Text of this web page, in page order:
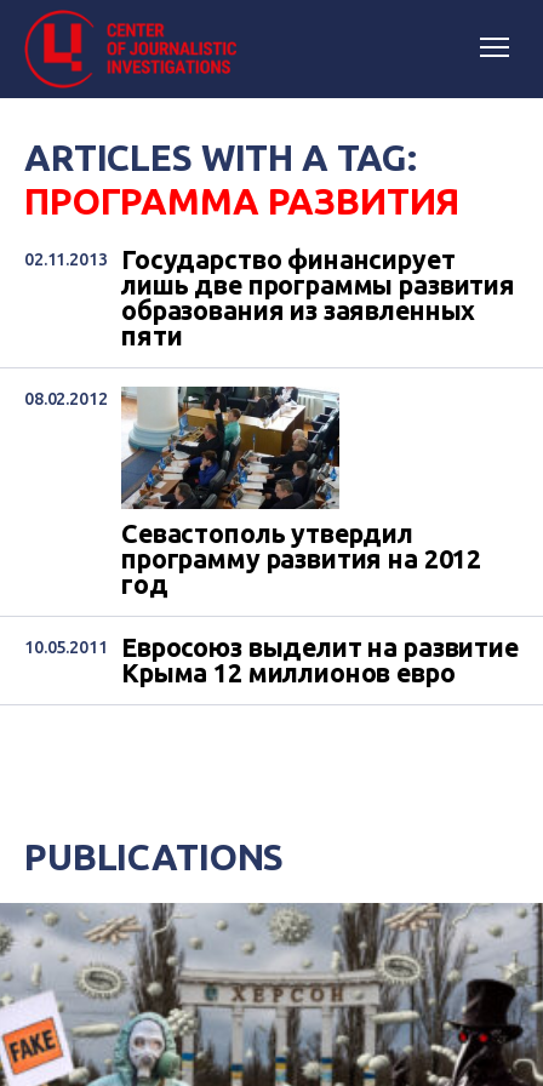
ARTICLES WITH A TAG:
ПРОГРАММА РАЗВИТИЯ
02.11.2013
Государство финансирует
лишь две программы развития
образования из заявленных
пяти
08.02.2012
Севастополь утвердил
программу развития на 2012
год
10.05.2011
Евросоюз выделит на развитие
Крыма 12 миллионов евро
PUBLICATIONS